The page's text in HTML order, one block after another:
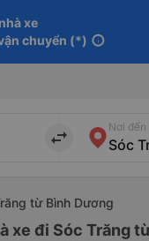
xe
chuyển (*) info
import_export
Nơi đến
từ Bình Dương
xe đi Sóc Trăng